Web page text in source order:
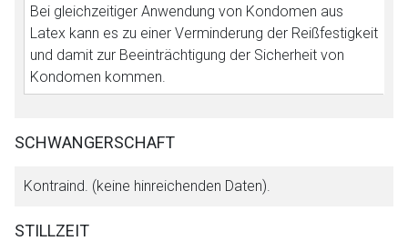
Bei gleichzeitiger Anwendung von Kondomen aus
Latex kann es zu einer Verminderung der Reißfestigkeit
und damit zur Beeinträchtigung der Sicherheit von
Kondomen kommen.
SCHWANGERSCHAFT
Kontraind. (keine hinreichenden Daten).
STILLZEIT